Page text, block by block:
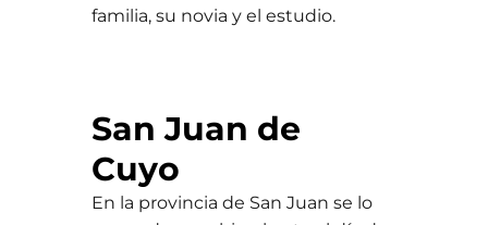
familia, su novia y el estudio.
San Juan de
Cuyo
En la provincia de San Juan se lo